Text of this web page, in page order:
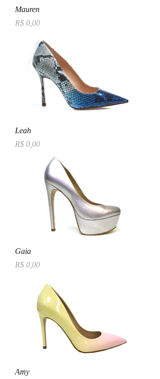
Mauren
Preço
R$ 0,00
Leah
Preço
R$ 0,00
Gaia
Preço
R$ 0,00
Amy